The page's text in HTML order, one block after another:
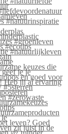
le